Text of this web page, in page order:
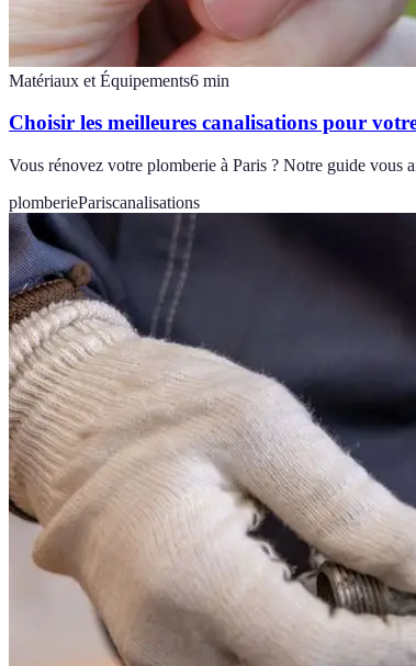
Matériaux et Équipements6 min
Choisir les meilleures canalisations pour
Vous rénovez votre plomberie à Paris ? Notre guide vous
plomberiePariscanalisations